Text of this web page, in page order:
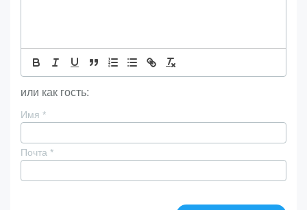
или как гость:
Имя *
Почта *